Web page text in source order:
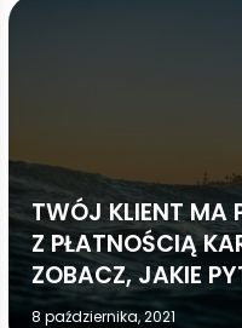
TWÓJ KLIENT MA
Z PŁATNOŚCIĄ
ZOBACZ, JAKIE
8 października, 2021